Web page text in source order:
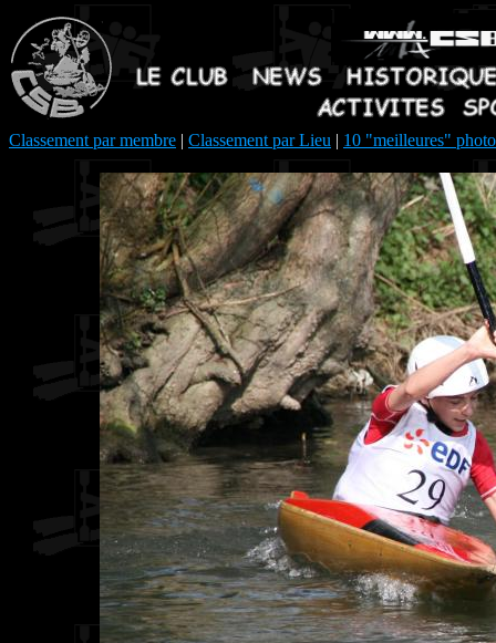
Classement par membre | Classement par Lieu | 10 "meilleures"